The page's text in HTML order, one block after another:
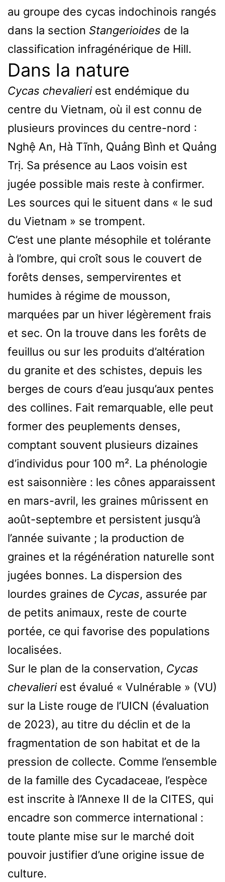
au groupe des cycas indochinois rangés
dans la section Stangerioides de la
classification infragénérique de Hill.
Dans la nature
Cycas chevalieriest endémique du
centre du Vietnam, où il est connu de
plusieurs provinces du centre-nord :
Nghệ An, Hà Tĩnh, Quảng Bình et Quảng
Trị. Sa présence au Laos voisin est
jugée possible mais reste à confirmer.
Les sources qui le situent dans « le sud
du Vietnam » se trompent.
C’est une plante mésophile et tolérante
à l’ombre, qui croît sous le couvert de
forêts denses, sempervirentes et
humides à régime de mousson,
marquées par un hiver légèrement frais
et sec. On la trouve dans les forêts de
feuillus ou sur les produits d’altération
du granite et des schistes, depuis les
berges de cours d’eau jusqu’aux pentes
des collines. Fait remarquable, elle peut
former des peuplements denses,
comptant souvent plusieurs dizaines
d’individus pour 100 m². La phénologie
est saisonnière : les cônes apparaissent
en mars-avril, les graines mûrissent en
août-septembre et persistent jusqu’à
l’année suivante ; la production de
graines et la régénération naturelle sont
jugées bonnes. La dispersion des
lourdes graines de Cycas, assurée par
de petits animaux, reste de courte
portée, ce qui favorise des populations
localisées.
Sur le plan de la conservation, Cycas
chevalieriest évalué « Vulnérable » (VU)
sur la Liste rouge de l’UICN (évaluation
de 2023), au titre du déclin et de la
fragmentation de son habitat et de la
pression de collecte. Comme l’ensemble
de la famille des Cycadaceae, l’espèce
est inscrite à l’Annexe II de la CITES, qui
encadre son commerce international :
toute plante mise sur le marché doit
pouvoir justifier d’une origine issue de
culture.